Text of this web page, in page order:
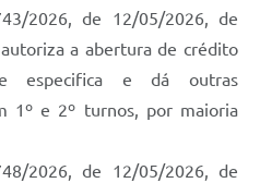
2026, de 12/05/2026, de
a abertura de crédito
especifica e dá outras
1º e 2º turnos, por maioria
2026, de 12/05/2026, de